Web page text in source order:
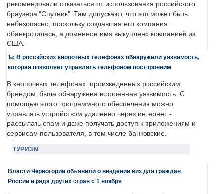
рекомендовали отказаться от использования российского
браузера "Спутник". Там допускают, что это может быть
небезопасно, поскольку создавшая его компания
обанкротилась, а доменное имя выкуплено компанией из
США.
Ъ: В российских кнопочных телефонах обнаружили уязвимость,
которая позволяет управлять телефоном посторонним
В кнопочных телефонах, произведенных российским
брендом, была обнаружена встроенная уязвимость. С
помощью этого программного обеспечения можно
управлять устройством удаленно через интернет -
рассылать спам и даже получать доступ к приложениям и
сервисам пользователя, в том числе банковские.
ТУРИЗМ
Власти Черногории объявили о введении виз для граждан
России и ряда других стран с 1 ноября